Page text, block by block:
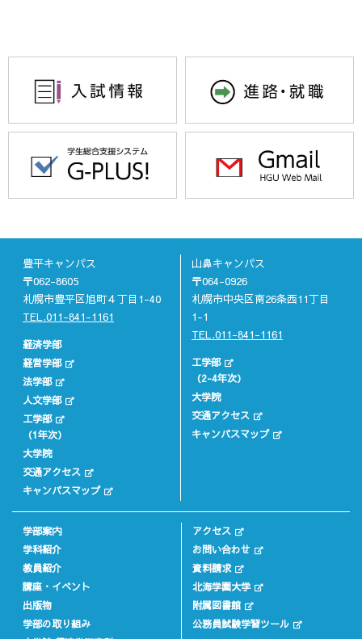
豊平キャンパス
〒062-8605
札幌市豊平区旭町４丁目1-40
TEL.011-841-1161
経済学部
経営学部
法学部
人文学部
工学部
（1年次）
大学院
交通アクセス
キャンパスマップ
山鼻キャンパス
〒064-0926
札幌市中央区南26条西11丁目
1-1
TEL.011-841-1161
工学部
（2-4年次）
大学院
交通アクセス
キャンパスマップ
学部案内
学科紹介
教員紹介
講座・イベント
出版物
学部の取り組み
アクセス
お問い合わせ
資料請求
北海学園大学
附属図書館
公務員試験学習ツール